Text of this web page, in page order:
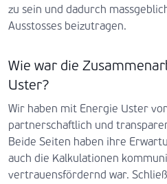
zu sein und dadurch
Ausstosses beizutragen.
Wie war die
Uster?
Wir haben mit Energie Uster
partnerschaftlich und
Beide Seiten haben ihre
auch die Kalkulationen
vertrauensfördernd war.